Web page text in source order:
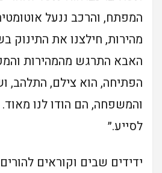
המפתח, והרכב ננעל
מהירות, חילצנו את התינוק
האבא התרגש מהמהירות
הפתיחה, הוא צילם, התלהב,
והמשפחה, הם הודו לנו
לסייע.״
ידידים שבים וקוראים